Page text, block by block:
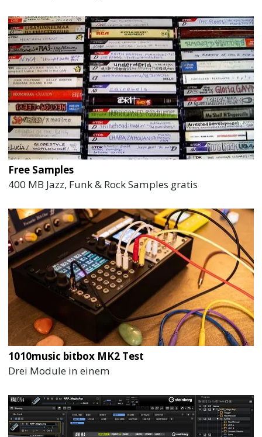
Free Samples
400 MB Jazz, Funk & Rock Samples gratis
1010music bitbox MK2 Test
Drei Module in einem